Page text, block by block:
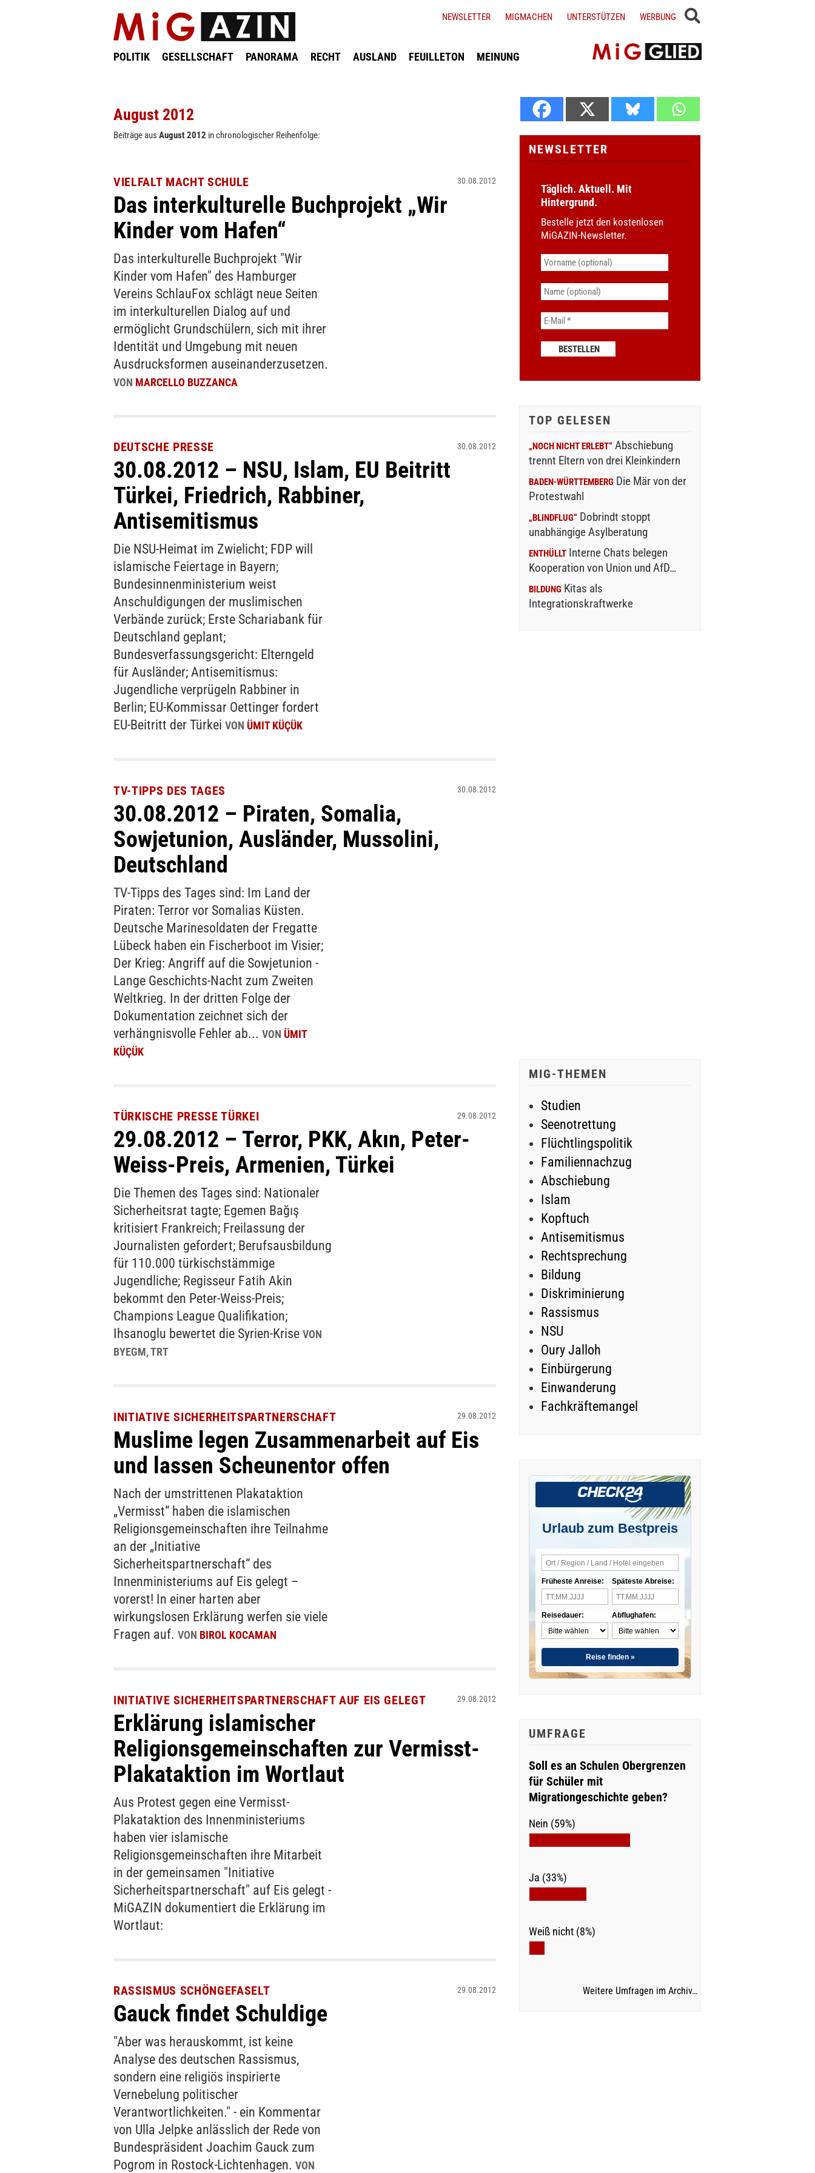
POLITIK GESELLSCHAFT PANORAMA RECHT AUSLAND FEUILLETON MEINUNG
NEWSLETTER MIGMACHEN UNTERSTÜTZEN WERBUNG
August 2012
Beiträge aus August 2012 in chronologischer Reihenfolge:
VIELFALT MACHT SCHULE
Das interkulturelle Buchprojekt „Wir
Kinder vom Hafen“
30.08.2012
Das interkulturelle Buchprojekt "Wir
Kinder vom Hafen" des Hamburger
Vereins SchlauFox schlägt neue Seiten
im interkulturellen Dialog auf und
ermöglicht Grundschülern, sich mit ihrer
Identität und Umgebung mit neuen
Ausdrucksformen auseinanderzusetzen.
VON MARCELLO BUZZANCA
DEUTSCHE PRESSE
30.08.2012 – NSU, Islam, EU Beitritt
Türkei, Friedrich, Rabbiner,
Antisemitismus
30.08.2012
Die NSU-Heimat im Zwielicht; FDP will
islamische Feiertage in Bayern;
Bundesinnenministerium weist
Anschuldigungen der muslimischen
Verbände zurück; Erste Schariabank für
Deutschland geplant;
Bundesverfassungsgericht: Elterngeld
für Ausländer; Antisemitismus:
Jugendliche verprügeln Rabbiner in
Berlin; EU-Kommissar Oettinger fordert
EU-Beitritt der Türkei VON ÜMIT KÜÇÜK
TV-TIPPS DES TAGES
30.08.2012 – Piraten, Somalia,
Sowjetunion, Ausländer, Mussolini,
Deutschland
30.08.2012
TV-Tipps des Tages sind: Im Land der
Piraten: Terror vor Somalias Küsten.
Deutsche Marinesoldaten der Fregatte
Lübeck haben ein Fischerboot im Visier;
Der Krieg: Angriff auf die Sowjetunion -
Lange Geschichts-Nacht zum Zweiten
Weltkrieg. In der dritten Folge der
Dokumentation zeichnet sich der
verhängnisvolle Fehler ab... VON ÜMIT
KÜÇÜK
TÜRKISCHE PRESSE TÜRKEI
29.08.2012 – Terror, PKK, Akın, Peter-
Weiss-Preis, Armenien, Türkei
29.08.2012
Die Themen des Tages sind: Nationaler
Sicherheitsrat tagte; Egemen Bağış
kritisiert Frankreich; Freilassung der
Journalisten gefordert; Berufsausbildung
für 110.000 türkischstämmige
Jugendliche; Regisseur Fatih Akin
bekommt den Peter-Weiss-Preis;
Champions League Qualifikation;
Ihsanoglu bewertet die Syrien-Krise VON
BYEGM, TRT
INITIATIVE SICHERHEITSPARTNERSCHAFT
Muslime legen Zusammenarbeit auf Eis
und lassen Scheunentor offen
29.08.2012
Nach der umstrittenen Plakataktion
„Vermisst“ haben die islamischen
Religionsgemeinschaften ihre Teilnahme
an der „Initiative
Sicherheitspartnerschaft“ des
Innenministeriums auf Eis gelegt –
vorerst! In einer harten aber
wirkungslosen Erklärung werfen sie viele
Fragen auf. VON BIROL KOCAMAN
INITIATIVE SICHERHEITSPARTNERSCHAFT AUF EIS GELEGT
Erklärung islamischer
Religionsgemeinschaften zur Vermisst-
Plakataktion im Wortlaut
29.08.2012
Aus Protest gegen eine Vermisst-
Plakataktion des Innenministeriums
haben vier islamische
Religionsgemeinschaften ihre Mitarbeit
in der gemeinsamen "Initiative
Sicherheitspartnerschaft" auf Eis gelegt -
MiGAZIN dokumentiert die Erklärung im
Wortlaut:
RASSISMUS SCHÖNGEFASELT
Gauck findet Schuldige
29.08.2012
"Aber was herauskommt, ist keine
Analyse des deutschen Rassismus,
sondern eine religiös inspirierte
Vernebelung politischer
Verantwortlichkeiten." - ein Kommentar
von Ulla Jelpke anlässlich der Rede von
Bundespräsident Joachim Gauck zum
Pogrom in Rostock-Lichtenhagen. VON
NEWSLETTER
Täglich. Aktuell. Mit
Hintergrund.
Bestelle jetzt den kostenlosen
MiGAZIN-Newsletter.
TOP GELESEN
„NOCH NICHT ERLEBT“ Abschiebung
trennt Eltern von drei Kleinkindern
BADEN-WÜRTTEMBERG Die Mär von der
Protestwahl
„BLINDFLUG“ Dobrindt stoppt
unabhängige Asylberatung
ENTHÜLLT Interne Chats belegen
Kooperation von Union und AfD…
BILDUNG Kitas als
Integrationskraftwerke
MIG-THEMEN
Studien
Seenotrettung
Flüchtlingspolitik
Familiennachzug
Abschiebung
Islam
Kopftuch
Antisemitismus
Rechtsprechung
Bildung
Diskriminierung
Rassismus
NSU
Oury Jalloh
Einbürgerung
Einwanderung
Fachkräftemangel
Urlaub zum Bestpreis
Früheste Anreise:
Reisedauer:
Späteste Abreise:
Abflughafen:
Reise finden »
UMFRAGE
Soll es an Schulen Obergrenzen
für Schüler mit
Migrationgeschichte geben?
Nein (59%)
Ja (33%)
Weiß nicht (8%)
Weitere Umfragen im Archiv…